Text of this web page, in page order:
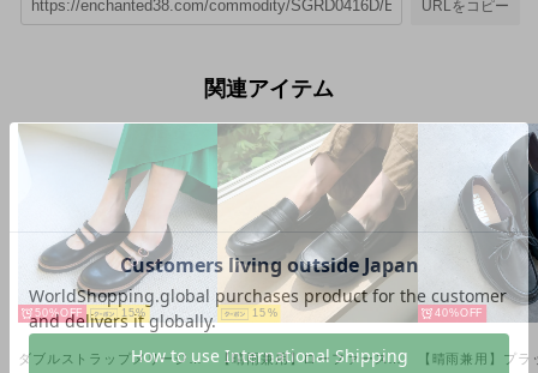
URLをコピー
関連アイテム
50% 15
ダブルストラップメリージェーンタンクソールシューズ （ブラック）
15
【晴雨兼用】ローファースニーカーシューズ （ブラック）
40%